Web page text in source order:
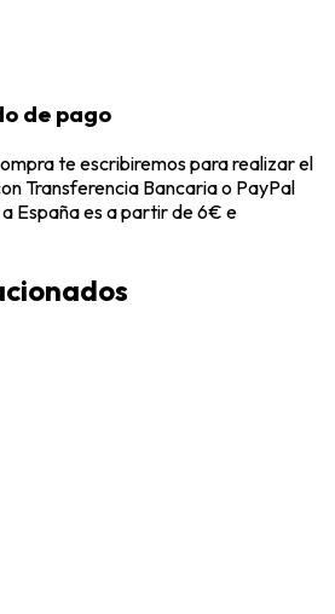
de pago
te escribiremos para realizar el
Transferencia Bancaria o PayPal
España es a partir de 6€ e